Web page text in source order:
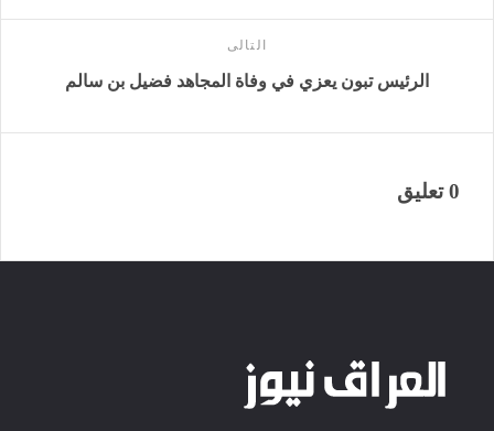
التالى
الرئيس تبون يعزي في وفاة المجاهد فضيل بن سالم
0 تعليق